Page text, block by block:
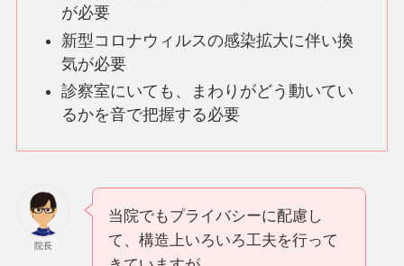
が必要
新型コロナウィルスの感染拡大に伴い換
気が必要
診察室にいても、まわりがどう動いてい
るかを音で把握する必要
院長
当院でもプライバシーに配慮し
て、構造上いろいろ工夫を行って